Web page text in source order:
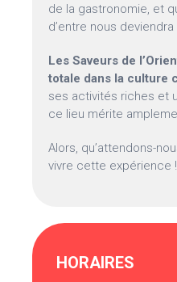
de la gastronomie, et
d’entre nous
Les Saveurs de
totale dans la culture
ses activités riches et
ce lieu mérite
Alors, qu’attendons-
vivre cette expérience !
HORAIRES